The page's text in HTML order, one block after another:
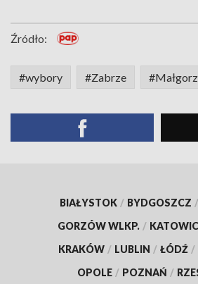
Źródło:
#wybory #Zabrze
BIAŁYSTOK / BYDGOSZCZ /
GORZÓW WLKP. /
KRAKÓW / LUBLIN / ŁÓDŹ /
OPOLE / POZNAŃ /